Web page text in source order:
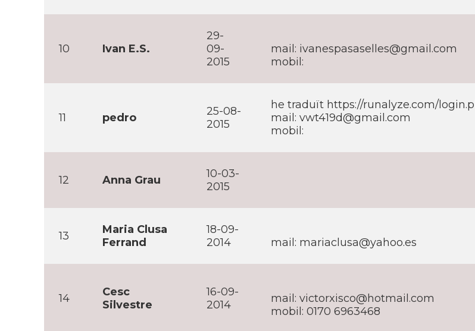
10 Ivan E.S.
29-
09-
2015
mail: ivanespasaselles@gmail.com
mobil:
11 pedro
25-08-
2015
he traduït https://runalyze.com/
mail: vwt419d@gmail.com
mobil:
12 Anna Grau
10-03-
2015
13
Maria Clusa
Ferrand
18-09-
2014
mail: mariaclusa@yahoo.es
14
Cesc
Silvestre
16-09-
2014
mail: victorxisco@hotmail.com
mobil: 0170 6963468